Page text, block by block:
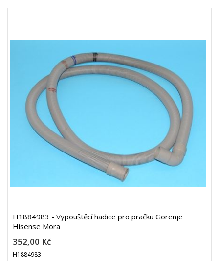
H1884983 - Vypouštěcí hadice pro pračku Gorenje
Hisense Mora
352,00 Kč
H1884983